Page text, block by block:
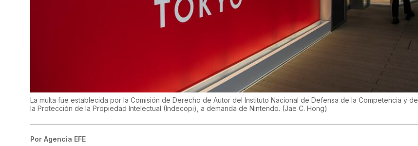
La multa fue establecida por la Comisión de Derecho de Autor del Instituto Nacional de Defensa de la Competencia y de
la Protección de la Propiedad Intelectual (Indecopi), a demanda de Nintendo. (Jae C. Hong)
Por Agencia EFE